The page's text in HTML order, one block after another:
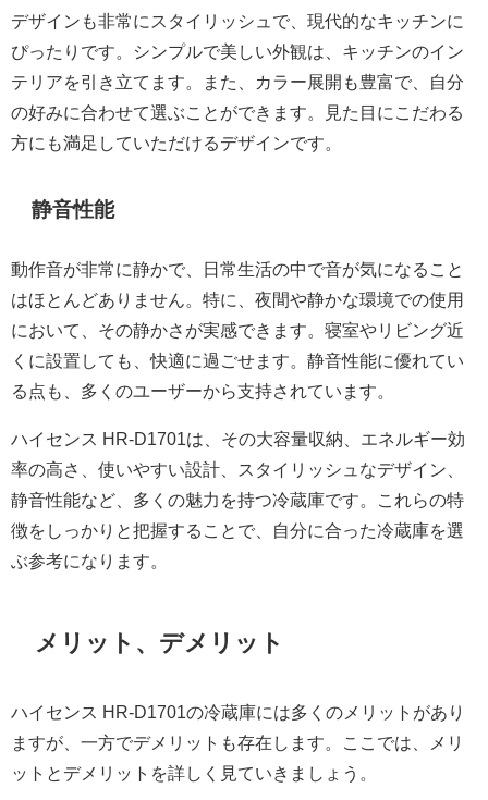
デザインも非常にスタイリッシュで、現代的なキッチンに
ぴったりです。シンプルで美しい外観は、キッチンのイン
テリアを引き立てます。また、カラー展開も豊富で、自分
の好みに合わせて選ぶことができます。見た目にこだわる
方にも満足していただけるデザインです。
静音性能
動作音が非常に静かで、日常生活の中で音が気になること
はほとんどありません。特に、夜間や静かな環境での使用
において、その静かさが実感できます。寝室やリビング近
くに設置しても、快適に過ごせます。静音性能に優れてい
る点も、多くのユーザーから支持されています。
ハイセンス HR-D1701は、その大容量収納、エネルギー効
率の高さ、使いやすい設計、スタイリッシュなデザイン、
静音性能など、多くの魅力を持つ冷蔵庫です。これらの特
徴をしっかりと把握することで、自分に合った冷蔵庫を選
ぶ参考になります。
メリット、デメリット
ハイセンス HR-D1701の冷蔵庫には多くのメリットがあり
ますが、一方でデメリットも存在します。ここでは、メリ
ットとデメリットを詳しく見ていきましょう。